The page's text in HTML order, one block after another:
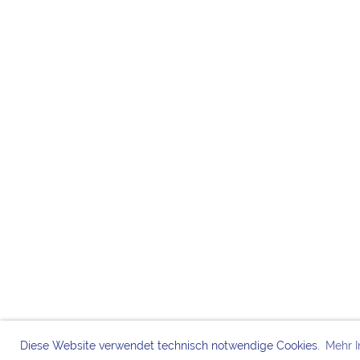
Diese Website verwendet technisch notwendige Cookies. Mehr